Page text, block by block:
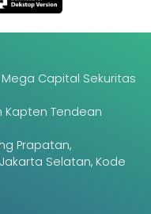
Capital Sekuritas
Kapten Tendean
Prapatan,
Selatan, Kode